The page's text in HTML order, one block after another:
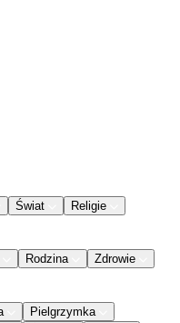
Świat
Religie
Rodzina
Zdrowie
Pielgrzymka